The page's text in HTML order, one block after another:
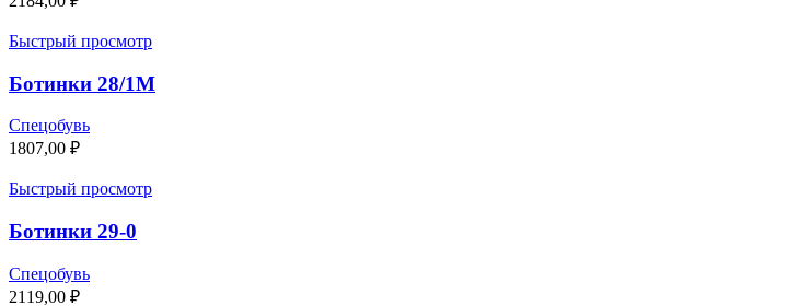
Быстрый просмотр
Ботинки 28/1М
Спецобувь
1807,00 ₽
Быстрый просмотр
Ботинки 29-0
Спецобувь
2119,00 ₽